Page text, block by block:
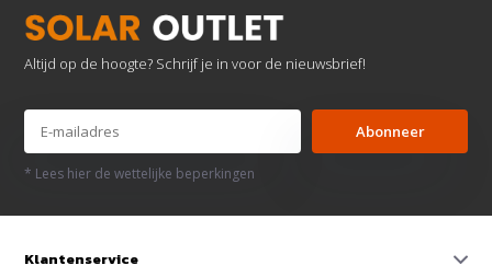
Altijd op de hoogte? Schrijf je in voor de nieuwsbrief!
Abonneer
* Lees hier de wettelijke beperkingen
Klantenservice